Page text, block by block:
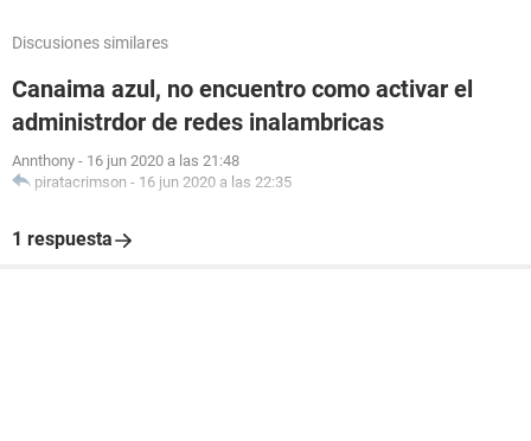
Discusiones similares
Canaima azul, no encuentro como activar el
administrdor de redes inalambricas
Annthony - 16 jun 2020 a las 21:48
piratacrimson - 16 jun 2020 a las 22:35
1 respuesta